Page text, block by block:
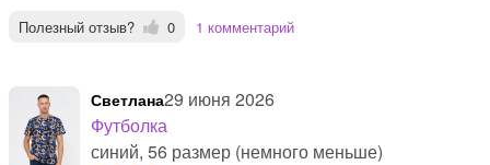
Полезный отзыв? 0 1 комментарий
Светлана29 июня 2026
Футболка
синий, 56 размер (немного меньше)